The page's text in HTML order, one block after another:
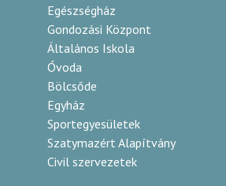
Egészségház
Gondozási Központ
Általános Iskola
Óvoda
Bölcsőde
Egyház
Sportegyesületek
Szatymazért Alapítvány
Civil szervezetek